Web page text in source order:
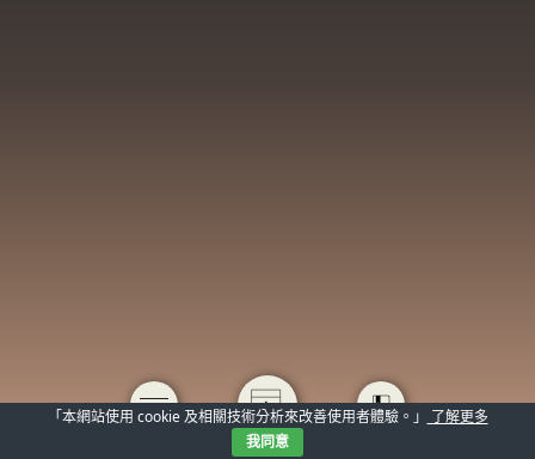
「本網站使用 cookie 及相關技術分析來改善使用者體驗。」
了解更多
我同意